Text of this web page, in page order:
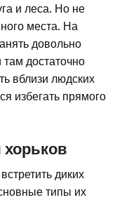
и леса. Но не
места. На
довольно
достаточно
вблизи людских
избегать прямого
диких
типы их